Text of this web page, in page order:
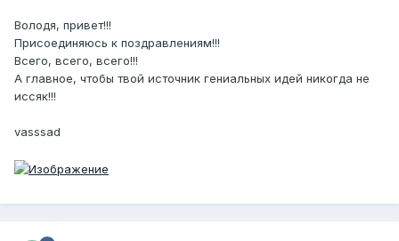
Володя, привет!!!
Присоединяюсь к поздравлениям!!!
Всего, всего, всего!!!
А главное, чтобы твой источник гениальных идей никогда не
иссяк!!!
vasssad